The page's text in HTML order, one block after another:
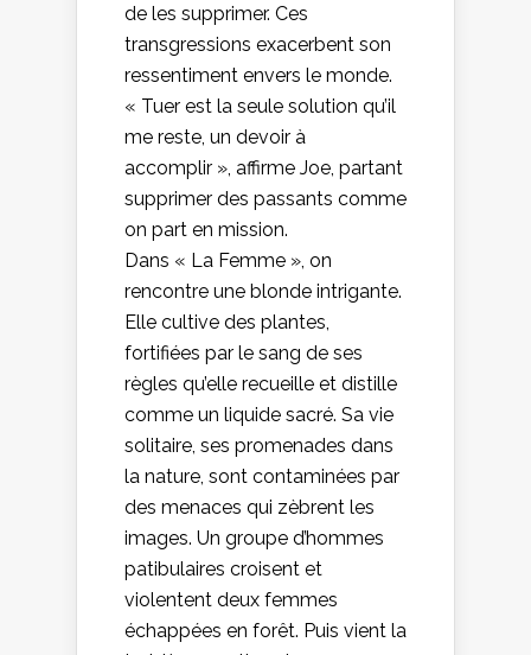
de les supprimer. Ces
transgressions exacerbent son
ressentiment envers le monde.
« Tuer est la seule solution qu’il
me reste, un devoir à
accomplir », affirme Joe, partant
supprimer des passants comme
on part en mission.
Dans « La Femme », on
rencontre une blonde intrigante.
Elle cultive des plantes,
fortifiées par le sang de ses
règles qu’elle recueille et distille
comme un liquide sacré. Sa vie
solitaire, ses promenades dans
la nature, sont contaminées par
des menaces qui zèbrent les
images. Un groupe d’hommes
patibulaires croisent et
violentent deux femmes
échappées en forêt. Puis vient la